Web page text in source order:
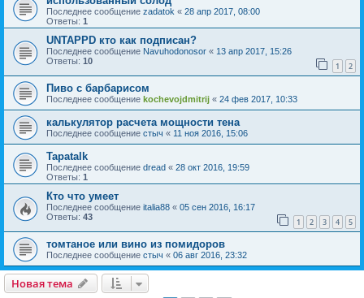
Последнее сообщение zadatok « 28 апр 2017, 08:00
Ответы: 1
UNTAPPD кто как подписан?
Последнее сообщение Navuhodonosor « 13 апр 2017, 15:26
Ответы: 10 1 2
Пиво с барбарисом
Последнее сообщение kochevojdmitrij « 24 фев 2017, 10:33
калькулятор расчета мощности тена
Последнее сообщение стыч « 11 ноя 2016, 15:06
Tapatalk
Последнее сообщение dread « 28 окт 2016, 19:59
Ответы: 1
Кто что умеет
Последнее сообщение italia88 « 05 сен 2016, 16:17
Ответы: 43 1 2 3 4 5
томтаное или вино из помидоров
Последнее сообщение стыч « 06 авг 2016, 23:32
Новая тема